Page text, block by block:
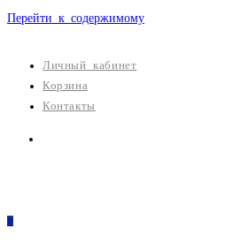
Перейти к содержимому
Личный кабинет
Корзина
Контакты
0